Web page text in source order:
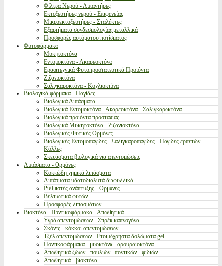
Φίλτρα Νερού - Λιπαντήρες
Εκτοξευτήρες νερού - Επιφανείας
Μικροεκτοξευτήρες - Σταλάκτες
Εξαρτήματα συνδεσμολογίας μεταλλικά
Προσφορές αυτόματου ποτίσματος
Φυτοφάρμακα
Μυκητοκτόνα
Εντομοκτόνα - Ακαρεοκτόνα
Ερασιτεχνικά Φυτοπροστατευτικά Προιόντα
Ζιζανιοκτόνα
Σαλιγκαροκτόνα - Κοχλιοκτόνα
Βιολογικά φάρμακα - Παγίδες
Βιολογικά Λιπάσματα
Βιολογικά Εντομοκτόνα - Ακαρεοκτόνα - Σαλιγκαροκτόνα
Βιολογικά προιόντα προστασίας
Βιολογικά Μυκητοκτόνα - Ζιζανιοκτόνα
Βιολογικές Φυτικές Ορμόνες
Βιολογικές Εντομοπαγίδες - Σαλιγκαροπαγίδες - Παγίδες ερπετών -
Κόλλες
Σκευάσματα βιολογικά για απεντομώσεις
Λιπάσματα - Ορμόνες
Κοκκώδη χημικά λιπάσματα
Λιπάσματα υδατοδιαλυτά διαφυλλικά
Ρυθμιστές ανάπτυξης - Ορμόνες
Βελτιωτικά φυτών
Προσφορές λιπασμάτων
Βιοκτόνα - Ποντικοφάρμακα - Απωθητικά
Υγρά απεντομώσεων - Σπρέυ καπνογόνα
Σκόνες - κόκκοι απεντομώσεων
Τζέλ απεντομώσεων - Ετοιμόχρηστα δολώματα gel
Ποντικοφάρμακα - μυοκτόνα - αρουραιοκτόνα
Απωθητικά ζώων - πουλιών - ποντικών - φιδιών
Απωθητικά - βιοκτόνα